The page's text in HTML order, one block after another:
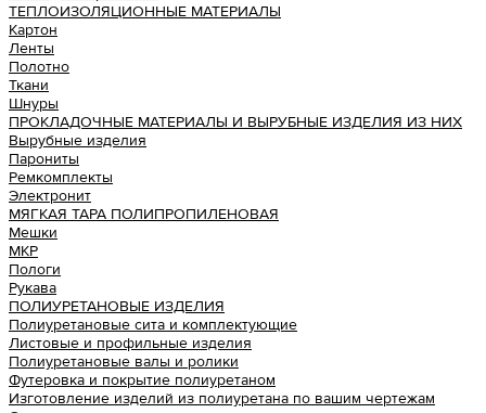
ТЕПЛОИЗОЛЯЦИОННЫЕ МАТЕРИАЛЫ
Картон
Ленты
Полотно
Ткани
Шнуры
ПРОКЛАДОЧНЫЕ МАТЕРИАЛЫ И ВЫРУБНЫЕ ИЗДЕЛИЯ ИЗ НИХ
Вырубные изделия
Парониты
Ремкомплекты
Электронит
МЯГКАЯ ТАРА ПОЛИПРОПИЛЕНОВАЯ
Мешки
МКР
Пологи
Рукава
ПОЛИУРЕТАНОВЫЕ ИЗДЕЛИЯ
Полиуретановые сита и комплектующие
Листовые и профильные изделия
Полиуретановые валы и ролики
Футеровка и покрытие полиуретаном
Изготовление изделий из полиуретана по вашим чертежам